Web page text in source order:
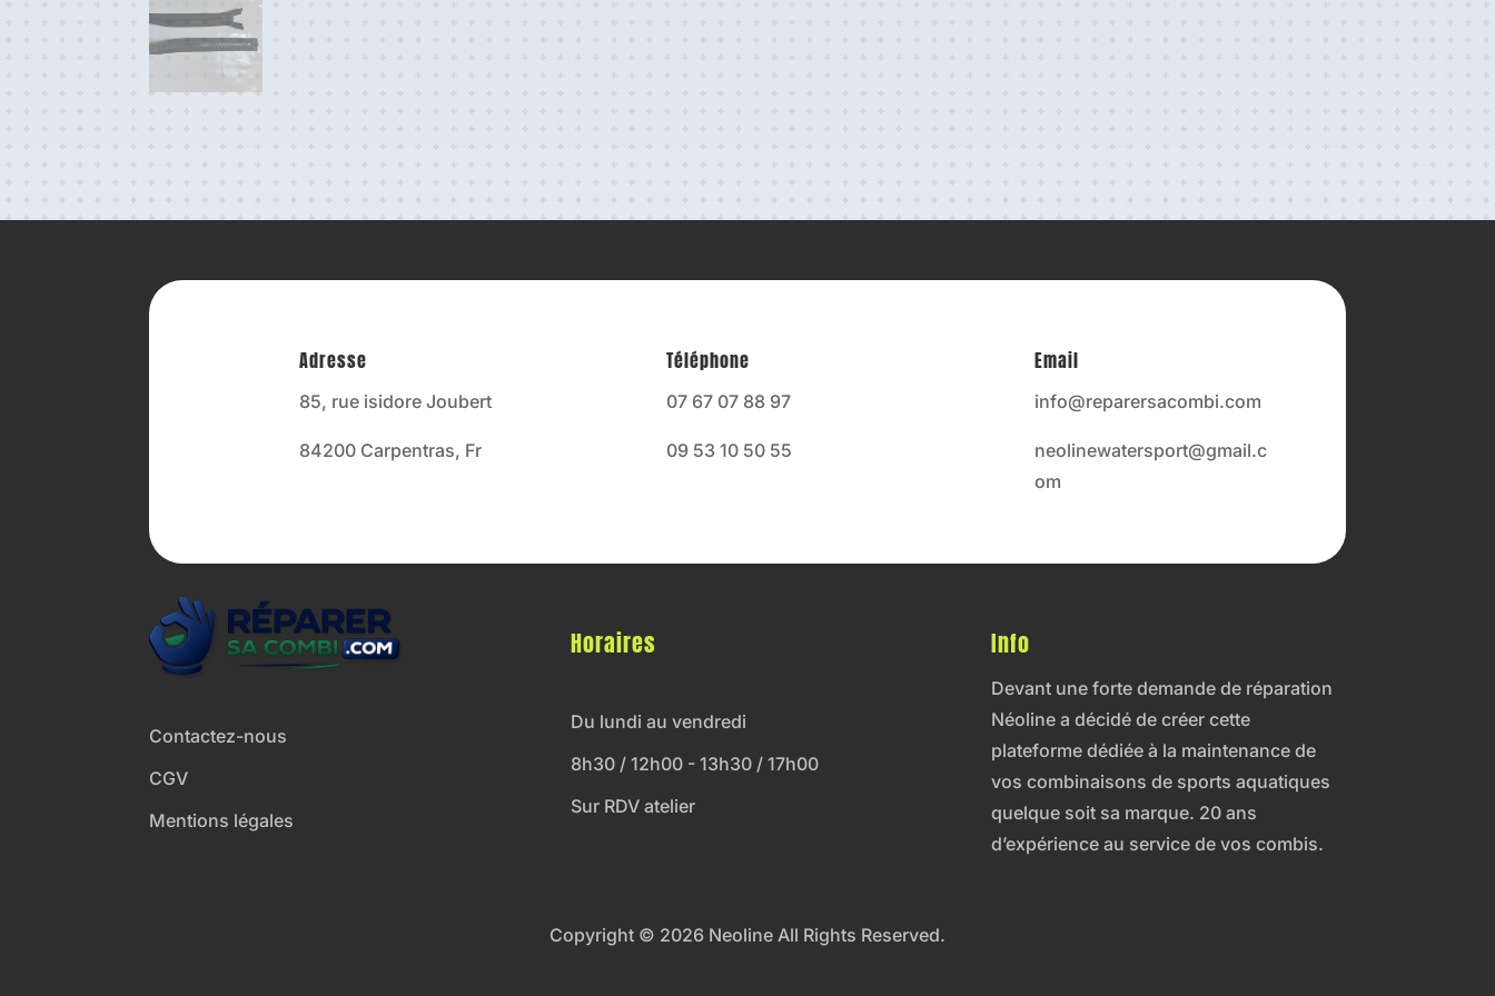
Adresse
85, rue isidore Joubert
84200 Carpentras, Fr
Téléphone
07 67 07 88 97
09 53 10 50 55
Email
info@reparersacombi.com
neolinewatersport@gmail.c
om
Contactez-nous
CGV
Mentions légales
Horaires
Du lundi au vendredi
8h30 / 12h00 - 13h30 / 17h00
Sur RDV atelier
Info
Devant une forte demande de réparation
Néoline a décidé de créer cette
plateforme dédiée à la maintenance de
vos combinaisons de sports aquatiques
quelque soit sa marque. 20 ans
d’expérience au service de vos combis.
Copyright © 2026 Neoline All Rights Reserved.